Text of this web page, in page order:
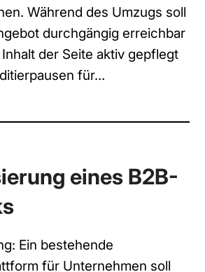
Während des Umzugs soll
durchgängig erreichbar
der Seite aktiv gepflegt
für…
eines B2B-
Ein bestehende
für Unternehmen soll